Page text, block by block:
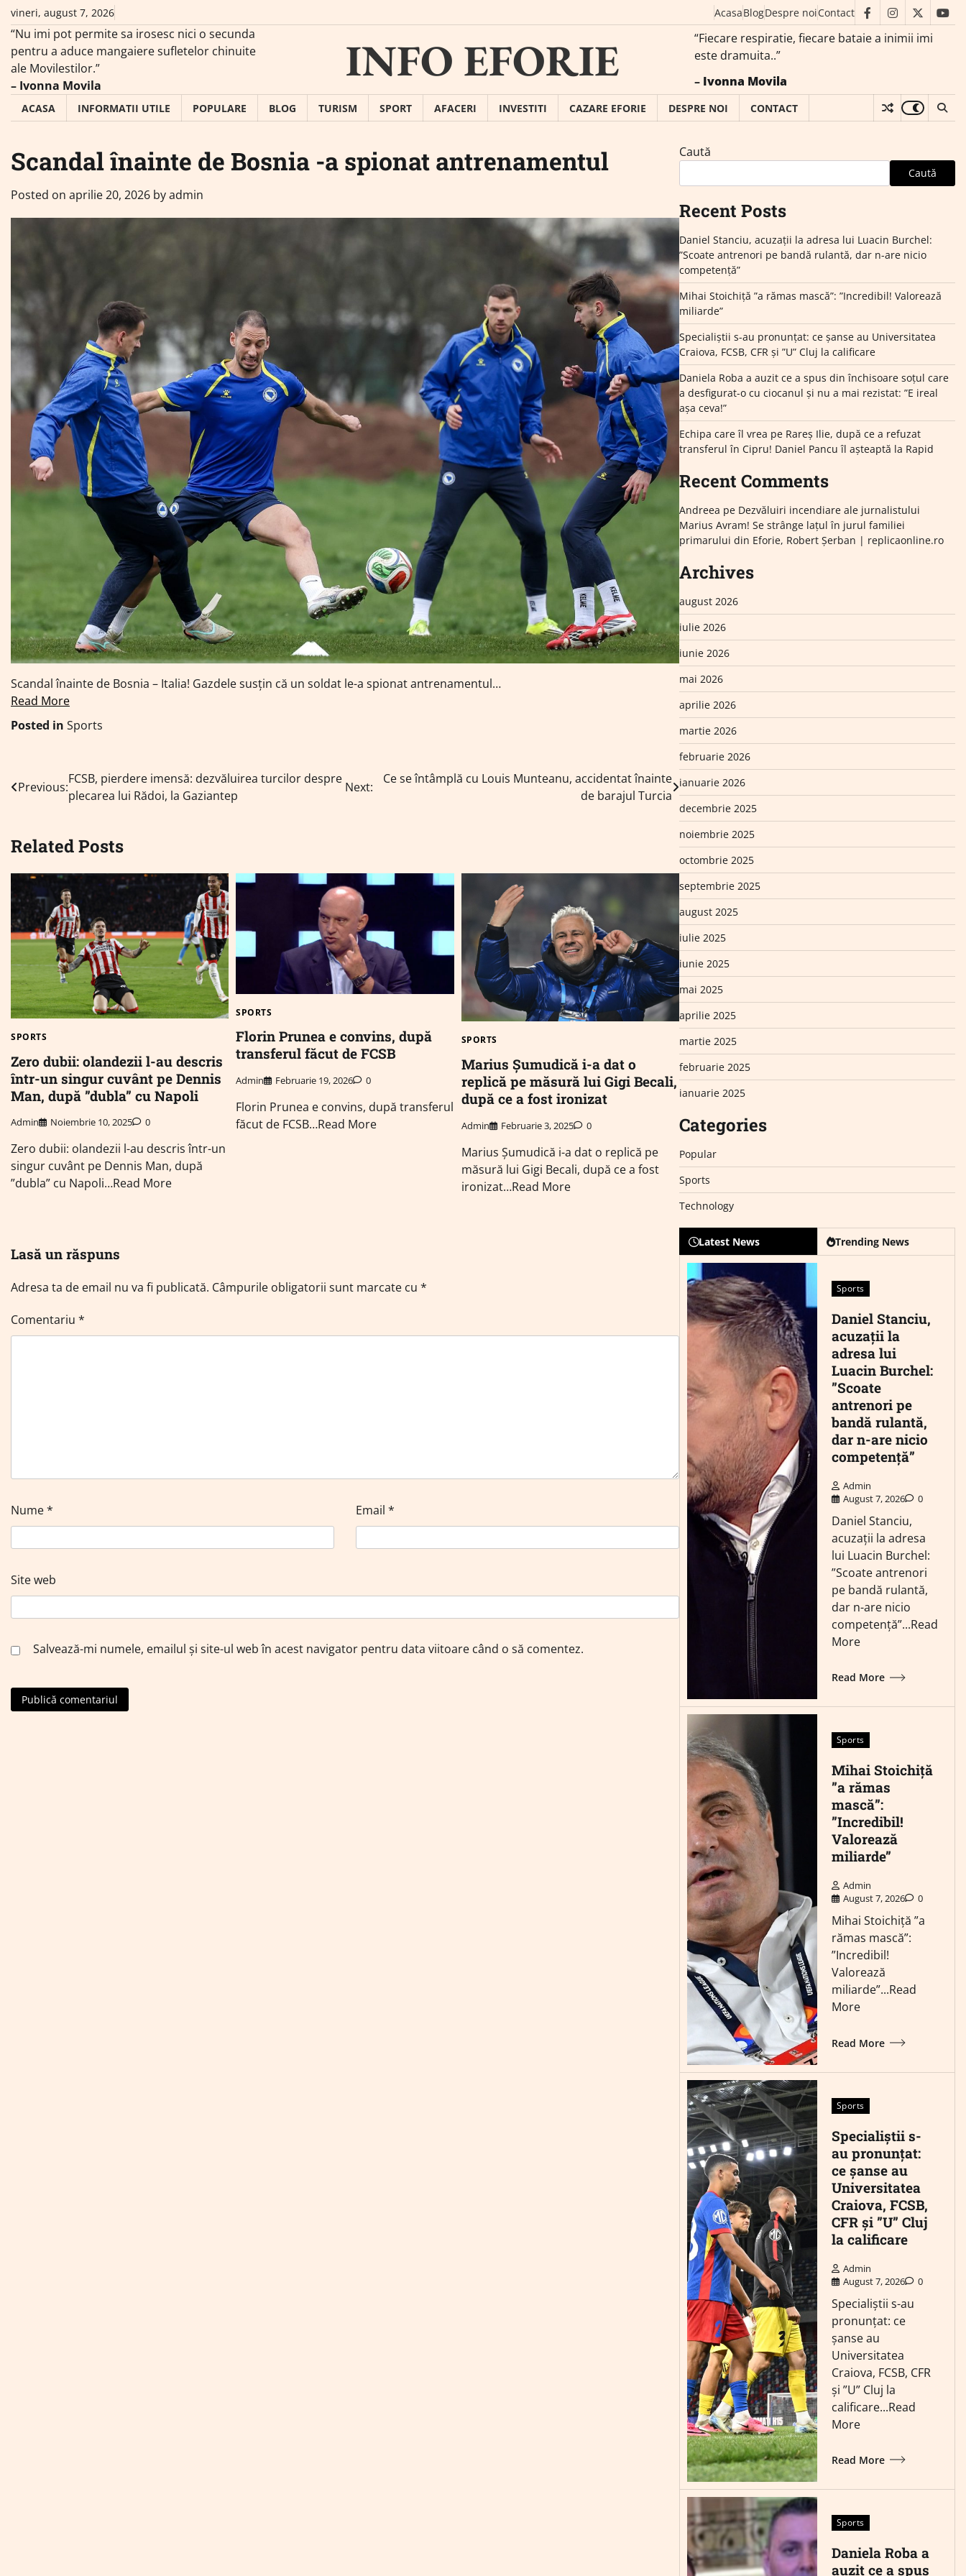
Skip
content
vineri, august 7, 2026 AcasaBlogDespre noiContact facebookinstagram
twitter
“Nu imi pot permite sa irosesc nici o secunda
pentru a aduce mangaiere sufletelor chinuite
ale Movilestilor.”
– Ivonna Movila
INFO EFORIE
“Fiecare respiratie, fiecare bataie a inimii imi
este dramuita..”
– Ivonna Movila
ACASA INFORMATII UTILE POPULARE BLOG TURISM SPORT AFACERI INVESTITI CAZARE EFORIE DESPRE NOI CONTACT
Scandal înainte de Bosnia -a spionat antrenamentul
Posted on aprilie 20, 2026 byadmin
Scandal înainte de Bosnia – Italia! Gazdele susțin că un soldat le-a spionat antrenamentul…
Read More
Posted in Sports
Navigare
articole
Previous:
FCSB, pierdere imensă: dezvăluirea turcilor despre
plecarea lui Rădoi, la Gaziantep
Next:
Ce se întâmplă cu Louis Munteanu, accidentat înainte
de barajul Turcia
Related Posts
SPORTS
Zero dubii: olandezii l-au descris
într-un singur cuvânt pe Dennis
Man, după ”dubla” cu Napoli
Admin Noiembrie 10, 2025 0
Zero dubii: olandezii l-au descris într-un
singur cuvânt pe Dennis Man, după
”dubla” cu Napoli…Read More
SPORTS
Florin Prunea e convins, după
transferul făcut de FCSB
Admin Februarie 19, 2026 0
Florin Prunea e convins, după transferul
făcut de FCSB…Read More
SPORTS
Marius Șumudică i-a dat o
replică pe măsură lui Gigi Becali,
după ce a fost ironizat
Admin Februarie 3, 2025 0
Marius Șumudică i-a dat o replică pe
măsură lui Gigi Becali, după ce a fost
ironizat…Read More
Lasă un răspuns
Adresa ta de email nu va fi publicată. Câmpurile obligatorii sunt marcate cu *
Comentariu *
Nume* Email *
Site web
Salvează-mi numele, emailul și site-ul web în acest navigator pentru data viitoare când o să comentez.
Caută
Caută
Recent Posts
Daniel Stanciu, acuzații la adresa lui Luacin Burchel:
”Scoate antrenori pe bandă rulantă, dar n-are nicio
competență”
Mihai Stoichiță ”a rămas mască”: ”Incredibil! Valorează
miliarde”
Specialiștii s-au pronunțat: ce șanse au Universitatea
Craiova, FCSB, CFR și ”U” Cluj la calificare
Daniela Roba a auzit ce a spus din închisoare soțul care
a desfigurat-o cu ciocanul și nu a mai rezistat: ”E ireal
așa ceva!”
Echipa care îl vrea pe Rareș Ilie, după ce a refuzat
transferul în Cipru! Daniel Pancu îl așteaptă la Rapid
Recent Comments
Andreea pe Dezvăluiri incendiare ale jurnalistului
Marius Avram! Se strânge lațul în jurul familiei
primarului din Eforie, Robert Șerban | replicaonline.ro
Archives
august 2026
iulie 2026
iunie 2026
mai 2026
aprilie 2026
martie 2026
februarie 2026
ianuarie 2026
decembrie 2025
noiembrie 2025
octombrie 2025
septembrie 2025
august 2025
iulie 2025
iunie 2025
mai 2025
aprilie 2025
martie 2025
februarie 2025
ianuarie 2025
Categories
Popular
Sports
Technology
Latest News Trending News
Sports
Daniel Stanciu,
acuzații la
adresa lui
Luacin Burchel:
”Scoate
antrenori pe
bandă rulantă,
dar n-are nicio
competență”
Admin
August 7, 2026
0
Daniel Stanciu,
acuzații la adresa
lui Luacin Burchel:
”Scoate antrenori
pe bandă rulantă,
dar n-are nicio
competență”...Read
More
Read More
Sports
Mihai Stoichiță
”a rămas
mască”:
”Incredibil!
Valorează
miliarde”
Admin
August 7, 2026
0
Mihai Stoichiță ”a
rămas mască”:
”Incredibil!
Valorează
miliarde”...Read
More
Read More
Sports
Specialiștii s-
au pronunțat:
ce șanse au
Universitatea
Craiova, FCSB,
CFR și ”U” Cluj
la calificare
Admin
August 7, 2026
0
Specialiștii s-au
pronunțat: ce
șanse au
Universitatea
Craiova, FCSB, CFR
și ”U” Cluj la
calificare...Read
More
Read More
Sports
Daniela Roba a
auzit ce a spus